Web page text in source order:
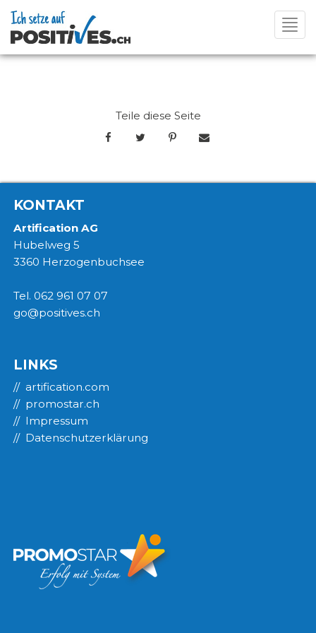
Teile diese Seite
KONTAKT
Artification AG
Hubelweg 5
3360 Herzogenbuchsee
Tel. 062 961 07 07
go@positives.ch
LINKS
artification.com
promostar.ch
Impressum
Datenschutzerklärung